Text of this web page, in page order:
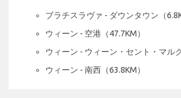
ブラチスラヴァ - ダウンタウン（
ウィーン - 空港（47.7KM）
ウィーン - ウィーン・セント・マル
ウィーン - 南西（63.8KM）